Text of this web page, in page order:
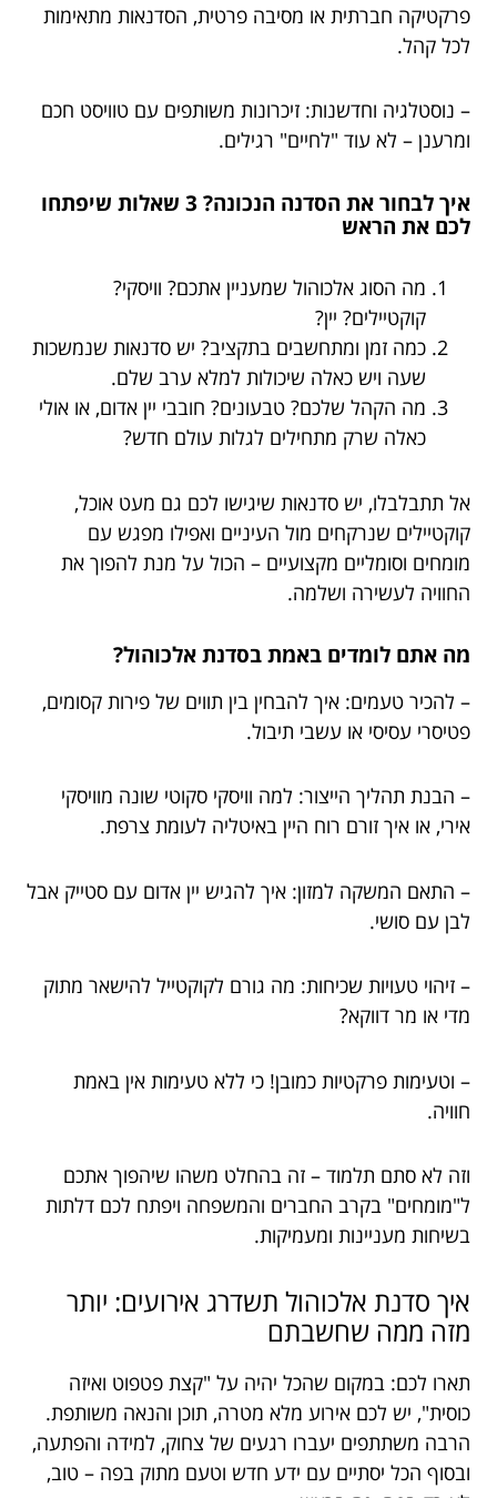
פרקטיקה חברתית או מסיבה פרטית, הסדנאות מתאימות
לכל קהל.
– נוסטלגיה וחדשנות: זיכרונות משותפים עם טוויסט חכם
ומרענן – לא עוד "לחיים" רגילים.
איך לבחור את הסדנה הנכונה? 3 שאלות שיפתחו
לכם את הראש
מה הסוג אלכוהול שמעניין אתכם? וויסקי?
קוקטיילים? יין?
כמה זמן ומתחשבים בתקציב? יש סדנאות שנמשכות
שעה ויש כאלה שיכולות למלא ערב שלם.
מה הקהל שלכם? טבעונים? חובבי יין אדום, או אולי
כאלה שרק מתחילים לגלות עולם חדש?
אל תתבלבלו, יש סדנאות שיגישו לכם גם מעט אוכל,
קוקטיילים שנרקחים מול העיניים ואפילו מפגש עם
מומחים וסומליים מקצועיים – הכול על מנת להפוך את
החוויה לעשירה ושלמה.
מה אתם לומדים באמת בסדנת אלכוהול?
– להכיר טעמים: איך להבחין בין תווים של פירות קסומים,
פטיסרי עסיסי או עשבי תיבול.
– הבנת תהליך הייצור: למה וויסקי סקוטי שונה מוויסקי
אירי, או איך זורם רוח היין באיטליה לעומת צרפת.
– התאם המשקה למזון: איך להגיש יין אדום עם סטייק אבל
לבן עם סושי.
– זיהוי טעויות שכיחות: מה גורם לקוקטייל להישאר מתוק
מדי או מר דווקא?
– וטעימות פרקטיות כמובן! כי ללא טעימות אין באמת
חוויה.
וזה לא סתם תלמוד – זה בהחלט משהו שיהפוך אתכם
ל"מומחים" בקרב החברים והמשפחה ויפתח לכם דלתות
בשיחות מעניינות ומעמיקות.
איך סדנת אלכוהול תשדרג אירועים: יותר
מזה ממה שחשבתם
תארו לכם: במקום שהכל יהיה על "קצת פטפוט ואיזה
כוסית", יש לכם אירוע מלא מטרה, תוכן והנאה משותפת.
הרבה משתתפים יעברו רגעים של צחוק, למידה והפתעה,
ובסוף הכל יסתיים עם ידע חדש וטעם מתוק בפה – טוב,